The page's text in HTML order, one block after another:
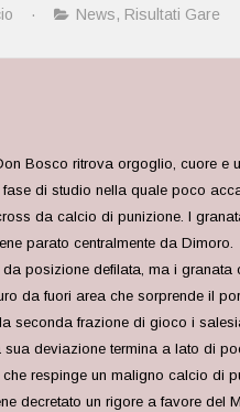
· News, Risultati Gare
Bosco ritrova orgoglio, cuore
di studio nella quale poco
da calcio di punizione. I
parato centralmente da Dimoro.
posizione defilata, ma i
da fuori area che sorprende il
seconda frazione di gioco i
deviazione termina a lato di
respinge un maligno calcio di
decretato un rigore a favore